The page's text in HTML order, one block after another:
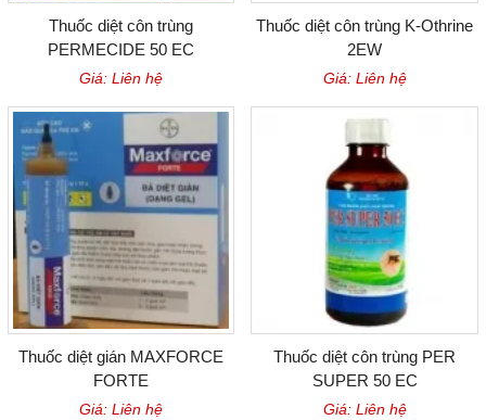
Thuốc diệt côn trùng
PERMECIDE 50 EC
Giá: Liên hệ
Thuốc diệt côn trùng K-Othrine
2EW
Giá: Liên hệ
Thuốc diệt gián MAXFORCE
FORTE
Giá: Liên hệ
Thuốc diệt côn trùng PER
SUPER 50 EC
Giá: Liên hệ